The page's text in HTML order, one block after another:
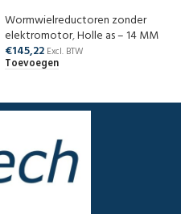
Wormwielreductoren zonder
elektromotor,Holle as – 14 MM
€145,22 Excl. BTW
Toevoegen